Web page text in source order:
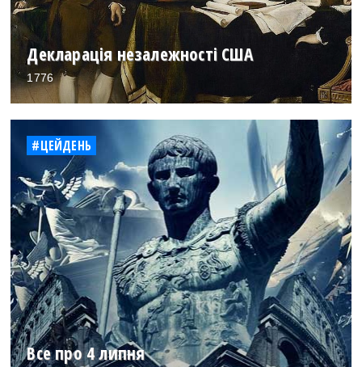
Декларація незалежності США
1776
#ЦЕЙДЕНЬ
Все про 4 липня